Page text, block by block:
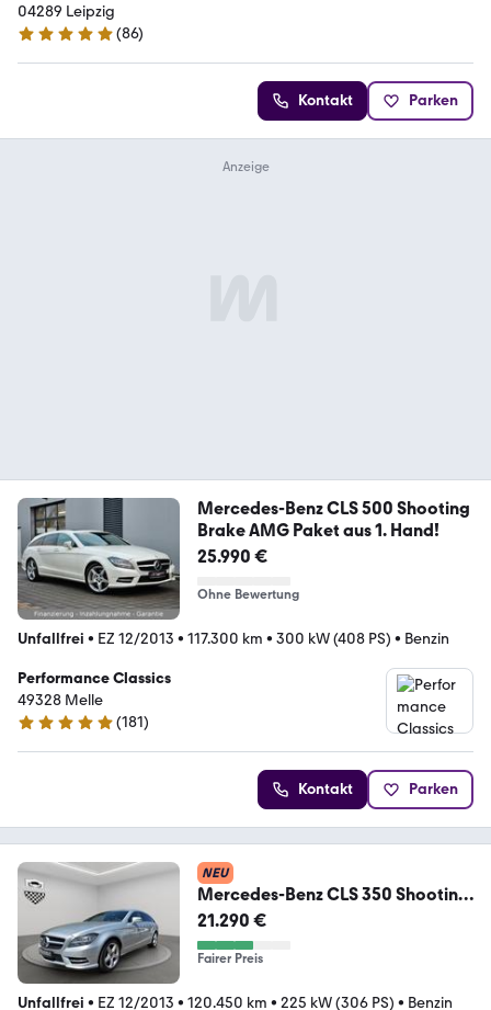
04289 Leipzig
5 Sterne
(86)
Kontakt Parken
Mercedes-Benz CLS 500 Shooting
Brake AMG Paket aus 1. Hand!
25.990 €
Ohne Bewertung
Unfallfrei • EZ 12/2013 • 117.300 km • 300 kW (408 PS) • Benzin
Performance Classics
49328 Melle
4.8 Sterne
(181)
Kontakt Parken
NEU
Mercedes-Benz CLS 350 Shooting
Brake BE AMG| SDACH 8FACH SHZ
21.290 €
Fairer Preis
Unfallfrei • EZ 12/2013 • 120.450 km • 225 kW (306 PS) • Benzin